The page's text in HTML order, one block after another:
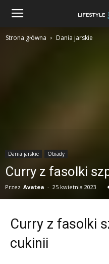
Strona główna Dania jarskie
Dania jarskie Obiady
Curry z fasolki
Przez Avatea - 25 kwietnia 2023
Curry z fasolki
cukinii